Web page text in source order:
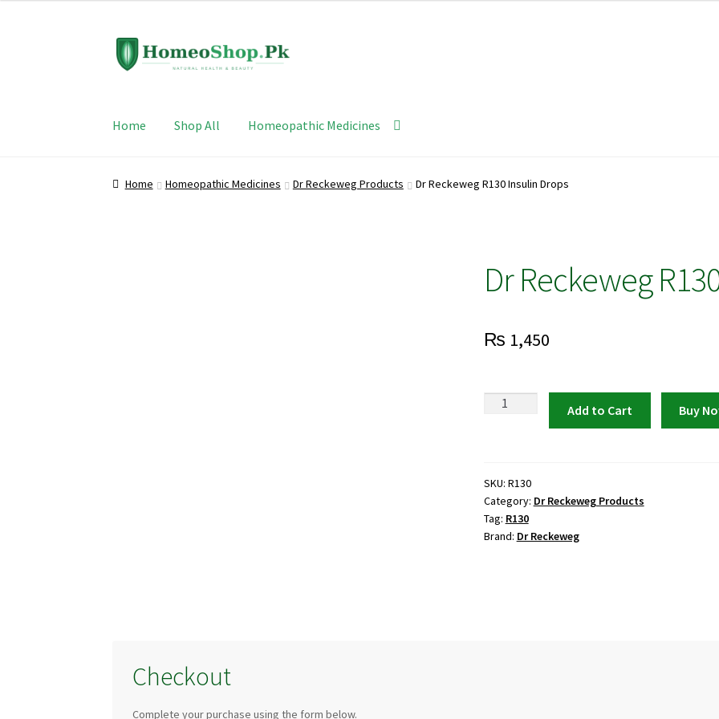
Skip
to
Skip
to
Home Shop All Homeopathic Medicines
Home Homeopathic Medicines Dr Reckeweg Products Dr Reckeweg R130 Insulin Drops
Dr Reckeweg
₨ 1,450
Drops
quantity
Add to Cart Buy
SKU: R130
Category: Dr Reckeweg Products
Tag: R130
Brand: Dr Reckeweg
Checkout
Complete your purchase using the form below.